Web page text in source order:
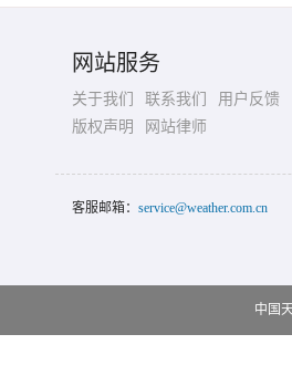
网站服务
关于我们 联系我们
用户反馈
版权声明
网站律师
客服邮箱： service@weather.com.cn
中国